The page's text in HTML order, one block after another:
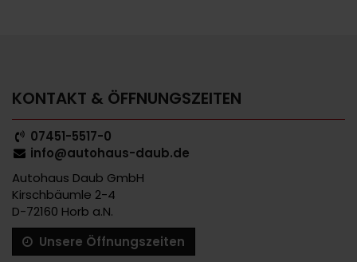
KONTAKT & ÖFFNUNGSZEITEN
07451-5517-0
info@autohaus-daub.de
Autohaus Daub GmbH
Kirschbäumle 2-4
D-72160 Horb a.N.
Unsere Öffnungszeiten